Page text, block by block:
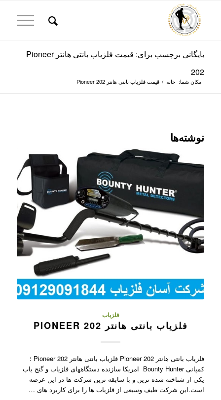
بایگانی برچسب برای: قیمت فلزیاب بانتی هانتر Pioneer
202
مکان شما: خانه / قیمت فلزیاب بانتی هانتر Pioneer 202
نوشته‌ها
فلزیاب
فلزیاب بانتی هانتر PIONEER 202
فلزیاب بانتی هانتر Pioneer 202 فلزیاب بانتی هانتر Pioneer 202 ؛
کمپانی Bounty Hunter امریکا سازنده دستگاههای فلزیاب و گنج یاب
یکی از شناخته شده ترین و با سابقه ترین شرکت ها در این عرصه
است.این شرکت طیف وسیعی از فلزیاب ها را برای کاربرد های …